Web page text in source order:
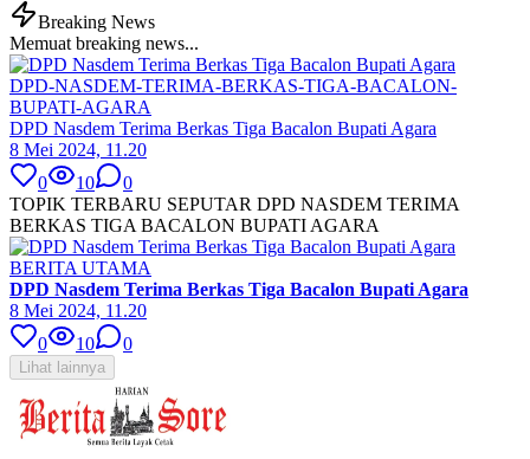
Breaking News
Memuat breaking news...
DPD-NASDEM-TERIMA-BERKAS-TIGA-BACALON-
BUPATI-AGARA
DPD Nasdem Terima Berkas Tiga Bacalon Bupati Agara
8 Mei 2024, 11.20
0
10
0
TOPIK TERBARU SEPUTAR DPD NASDEM TERIMA
BERKAS TIGA BACALON BUPATI AGARA
BERITA UTAMA
DPD Nasdem Terima Berkas Tiga Bacalon Bupati Agara
8 Mei 2024, 11.20
0
10 0
Lihat lainnya